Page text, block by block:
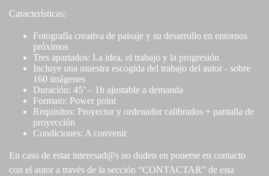
Características:
Fotografía creativa de paisaje y su desarrollo en entornos
próximos
Tres apartados: La idea, el trabajo y la progresión
Incluye una muestra escogida del trabajo del autor - sobre
160 imágenes
Duración: 45’ – 1h ajustable a demanda
Formato: Power point
Requisitos: Proyector y ordenador calibrados + pantalla de
proyección
Condiciones: A convenir
En caso de estar interesad@s no duden en ponerse en contacto
con el autor a través de la sección “CONTACTAR” de esta